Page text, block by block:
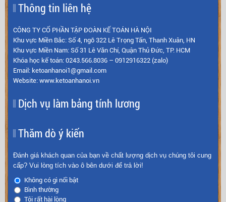
Thông tin liên hệ
CÔNG TY CỔ PHẦN TẬP ĐOÀN KẾ TOÁN HÀ NỘI
Khu vực Miền Bắc: Số 4, ngõ 322 Lê Trọng Tấn, Thanh Xuân, HN
Khu vực Miền Nam: Số 31 Lê Văn Chí, Quận Thủ Đức, TP. HCM
Khóa học kế toán: 0243.566.8036 – 0912916322 (zalo)
Email: ketoanhanoi1@gmail.com
Website: www.ketoanhanoi.vn
Dịch vụ làm bảng tính lương
Thăm dò ý kiến
Đánh giá khách quan của bạn về chất lượng dịch vụ chúng tôi cung
cấp? Vui lòng tích vào ô bên dưới để trả lời!
Không có gì nổi bật
Bình thường
Tôi rất hài lòng